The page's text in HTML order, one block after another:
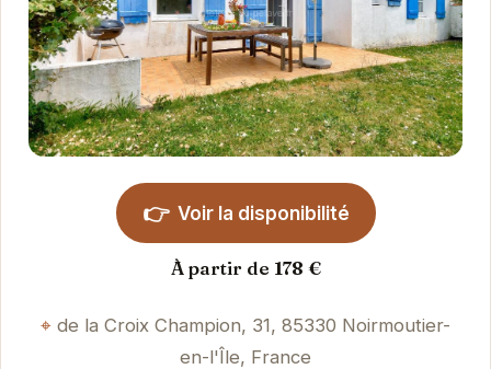
👉 Voir la disponibilité
À partir de 178 €
de la Croix Champion, 31, 85330 Noirmoutier-
en-l'Île, France